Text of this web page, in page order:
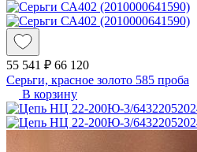
55 541 ₽ 66 120
Серьги, красное золото 585 проба
В корзину